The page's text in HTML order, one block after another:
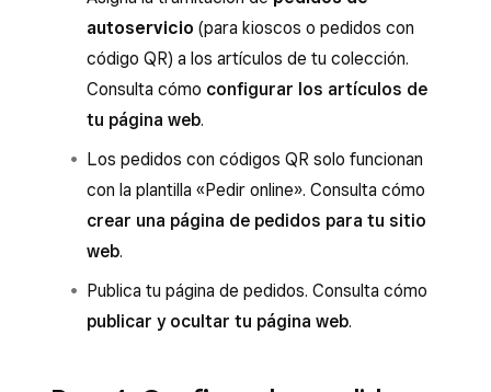
autoservicio (para kioscos o pedidos con
código QR) a los artículos de tu colección.
Consulta cómo configurar los artículos de
tu página web.
Los pedidos con códigos QR solo funcionan
con la plantilla «Pedir online». Consulta cómo
crear una página de pedidos para tu sitio
web.
Publica tu página de pedidos. Consulta cómo
publicar y ocultar tu página web.